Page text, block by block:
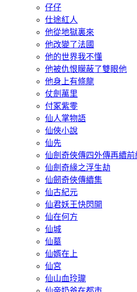
仔仔
仕途紅人
他從地獄裏來
他改變了法國
他的世界我不懂
他被仇恨矇蔽了雙眼他
他身上有條龍
仗劍萬里
付冢紫零
仙人掌物語
仙俠小說
仙先
仙劍奇俠傳四外傳再續前
仙劍奇緣之浮生劫
仙劒奇俠傳續集
仙古紀元
仙君妖王快閃開
仙在何方
仙城
仙墓
仙婿在上
仙宮
仙山血玲瓏